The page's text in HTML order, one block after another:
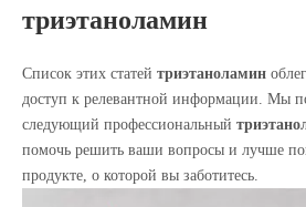
триэтаноламин
Список этих статей триэтаноламин
доступ к релевантной информации. Мы
следующий профессиональный
помочь решить ваши вопросы и лучше
продукте, о которой вы заботитесь.